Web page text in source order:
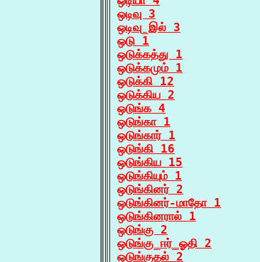
ஒடிவு 3
ஒடிவு_இல் 3
ஒடு 1
ஒடுக்கத்து 1
ஒடுக்கமும் 1
ஒடுக்கி 12
ஒடுக்கிய 2
ஒடுங்க 4
ஒடுங்கா 1
ஒடுங்கார் 1
ஒடுங்கி 16
ஒடுங்கிய 15
ஒடுங்கியும் 1
ஒடுங்கினர் 2
ஒடுங்கினர்-மாதோ 1
ஒடுங்கினரால் 1
ஒடுங்கு 2
ஒடுங்கு_ஈர்_ஓதி 2
ஒடுங்குதல் 2